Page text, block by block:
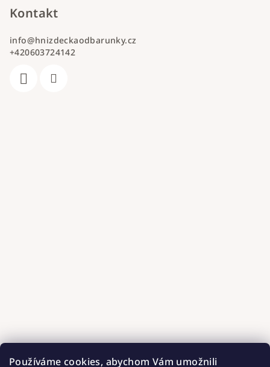
Používáme cookies, abychom Vám umožnili
Kontakt
info@hnizdeckaodbarunky.cz
+420603724142